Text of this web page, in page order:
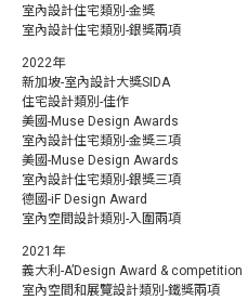
室內設計住宅類別-金獎
室內設計住宅類別-銀獎兩項
2022年
新加坡-室內設計大獎SIDA
住宅設計類別-佳作
美國-Muse Design Awards
室內設計住宅類別-金獎三項
美國-Muse Design Awards
室內設計住宅類別-銀獎三項
德國-iF Design Award
室內空間設計類別-入圍兩項
2021年
義大利-A’Design Award & competition
室內空間和展覽設計類別-鐵獎兩項